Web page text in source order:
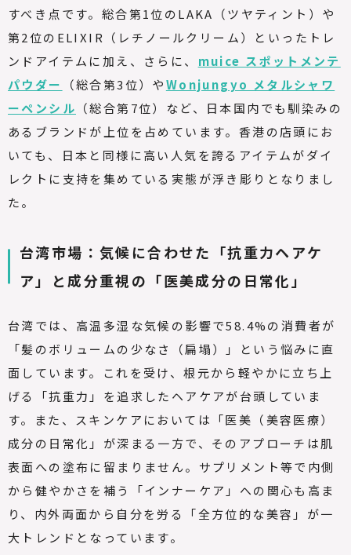
すべき点です。総合第1位のLAKA（ツヤティント）や
第2位のELIXIR（レチノールクリーム）といったトレ
ンドアイテムに加え、さらに、 muice スポットメンテ
パウダー
（総合第3位）やWonjungyo メタルシャワ
ーペンシル （総合第7位）など、日本国内でも馴染みの
あるブランドが上位を占めています。香港の店頭にお
いても、日本と同様に高い人気を誇るアイテムがダイ
レクトに支持を集めている実態が浮き彫りとなりまし
た。
台湾市場：気候に合わせた「抗重力ヘアケ
ア」と成分重視の「医美成分の日常化」
台湾では、高温多湿な気候の影響で58.4%の消費者が
「髪のボリュームの少なさ（扁塌）」という悩みに直
面しています。これを受け、根元から軽やかに立ち上
げる「抗重力」を追求したヘアケアが台頭していま
す。また、スキンケアにおいては「医美（美容医療）
成分の日常化」が深まる一方で、そのアプローチは肌
表面への塗布に留まりません。サプリメント等で内側
から健やかさを補う「インナーケア」への関心も高ま
り、内外両面から自分を労る「全方位的な美容」が一
大トレンドとなっています。